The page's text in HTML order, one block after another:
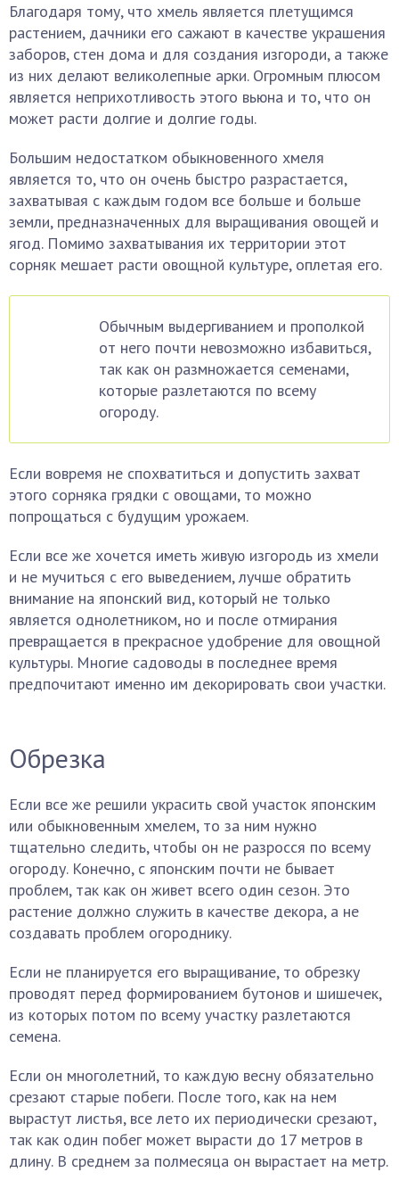
Благодаря тому, что хмель является плетущимся
растением, дачники его сажают в качестве украшения
заборов, стен дома и для создания изгороди, а также
из них делают великолепные арки. Огромным плюсом
является неприхотливость этого вьюна и то, что он
может расти долгие и долгие годы.
Большим недостатком обыкновенного хмеля
является то, что он очень быстро разрастается,
захватывая с каждым годом все больше и больше
земли, предназначенных для выращивания овощей и
ягод. Помимо захватывания их территории этот
сорняк мешает расти овощной культуре, оплетая его.
Обычным выдергиванием и прополкой
от него почти невозможно избавиться,
так как он размножается семенами,
которые разлетаются по всему
огороду.
Если вовремя не спохватиться и допустить захват
этого сорняка грядки с овощами, то можно
попрощаться с будущим урожаем.
Если все же хочется иметь живую изгородь из хмели
и не мучиться с его выведением, лучше обратить
внимание на японский вид, который не только
является однолетником, но и после отмирания
превращается в прекрасное удобрение для овощной
культуры. Многие садоводы в последнее время
предпочитают именно им декорировать свои участки.
Обрезка
Если все же решили украсить свой участок японским
или обыкновенным хмелем, то за ним нужно
тщательно следить, чтобы он не разросся по всему
огороду. Конечно, с японским почти не бывает
проблем, так как он живет всего один сезон. Это
растение должно служить в качестве декора, а не
создавать проблем огороднику.
Если не планируется его выращивание, то обрезку
проводят перед формированием бутонов и шишечек,
из которых потом по всему участку разлетаются
семена.
Если он многолетний, то каждую весну обязательно
срезают старые побеги. После того, как на нем
вырастут листья, все лето их периодически срезают,
так как один побег может вырасти до 17 метров в
длину. В среднем за полмесяца он вырастает на метр.